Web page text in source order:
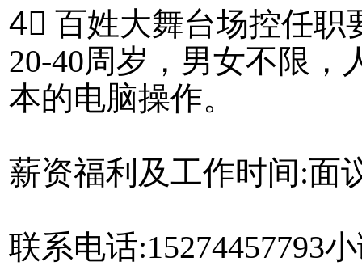
4⃣ 百姓大舞台场控任职
20-40周岁，男女不限
本的电脑操作。
薪资福利及工作时间:面
联系电话:15274457793